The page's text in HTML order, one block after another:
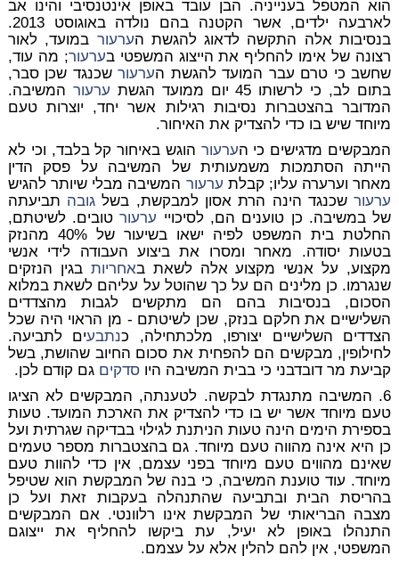
הוא המטפל בענייניה. הבן עובד באופן אינטנסיבי והינו אב
לארבעה ילדים, אשר הקטנה בהם נולדה באוגוסט 2013.
בנסיבות אלה התקשה לדאוג להגשת הערעור במועד, לאור
רצונה של אימו להחליף את הייצוג המשפטי בערעור; מה עוד,
שחשב כי טרם עבר המועד להגשת הערעורשכנגד שכן סבר,
בתום לב, כי לרשותו 45 יום ממועד הגשת
ערעור המשיבה.
המדובר בהצטברות נסיבות רגילות אשר יחד, יוצרות טעם
מיוחד שיש בו כדי להצדיק את האיחור.
המבקשים מדגישים כי הערעור הוגש באיחור קל בלבד, וכי לא
הייתה הסתמכות משמעותית של המשיבה על פסק הדין
מאחר וערערה עליו; קבלת ערעור המשיבה מבלי שיותר להגיש
ערעורשכנגד הינה הרת אסון למבקשת, בשל גובה תביעתה
של במשיבה. כן טוענים הם, לסיכויי ערעורטובים. לשיטתם,
החלטת בית המשפט לפיה ישאו בשיעור של 40% מהנזק
בטעות יסודה. מאחר ומסרו את ביצוע העבודה לידי אנשי
מקצוע, על אנשי מקצוע אלה לשאת באחריות בגין הנזקים
שנגרמו. כן מלינים הם על כך שהוטל על עליהם לשאת במלוא
הסכום, בנסיבות בהם הם מתקשים לגבות מהצדדים
השלישיים את חלקם בנזק, שכן לשיטתם - מן הראוי היה שכל
הצדדים השלישיים יצורפו, מלכתחילה, כנתבעים לתביעה.
לחילופין, מבקשים הם להפחית את סכום החיוב שהושת, בשל
קביעת מר דובדבני כי בבית המשיבה היו סדקים גם קודם לכן.
6. המשיבה מתנגדת לבקשה. לטענתה, המבקשים לא הציגו
טעם מיוחד אשר יש בו כדי להצדיק את הארכת המועד. טעות
בספירת הימים הינה טעות הניתנת לגילוי בבדיקה שגרתית ועל
כן היא אינה מהווה טעם מיוחד. גם בהצטברות מספר טעמים
שאינם מהווים טעם מיוחד בפני עצמם, אין כדי להוות טעם
מיוחד. עוד טוענת המשיבה, כי בנה של המבקשת הוא שטיפל
בהריסת הבית ובתביעה שהתנהלה בעקבות זאת ועל כן
מצבה הבריאותי של המבקשת אינו רלוונטי. אם המבקשים
התנהלו באופן לא יעיל, עת ביקשו להחליף את ייצוגם
המשפטי, אין להם להלין אלא על עצמם.